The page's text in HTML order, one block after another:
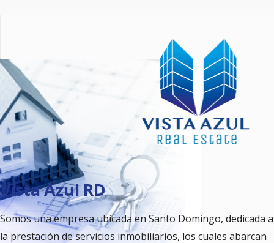
Vista Azul RD
Somos una empresa ubicada en Santo Domingo, dedicada a
la prestación de servicios inmobiliarios, los cuales abarcan